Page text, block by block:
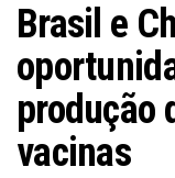
Brasil e
produção
vacinas